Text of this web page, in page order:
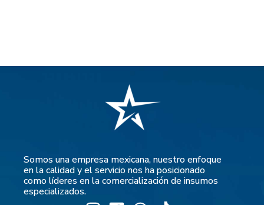
Somos una empresa mexicana, nuestro enfoque
en la calidad y el servicio nos ha posicionado
como líderes en la comercialización de insumos
especializados.